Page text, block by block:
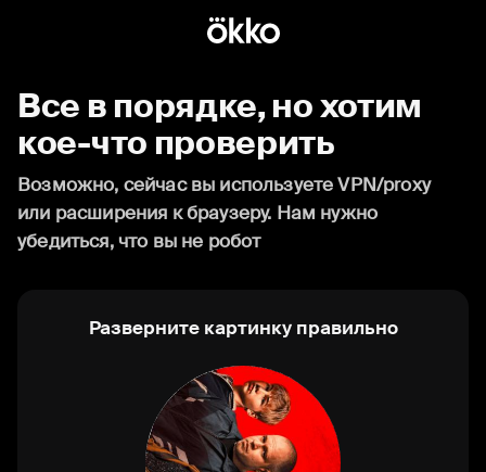
Все в порядке, но хотим
кое-что проверить
Возможно, сейчас вы используете VPN/proxy
или расширения к браузеру. Нам нужно
убедиться, что вы не робот
Разверните картинку правильно